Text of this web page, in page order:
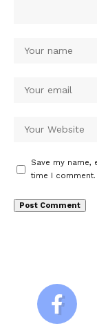
Save my name,
time I comment.